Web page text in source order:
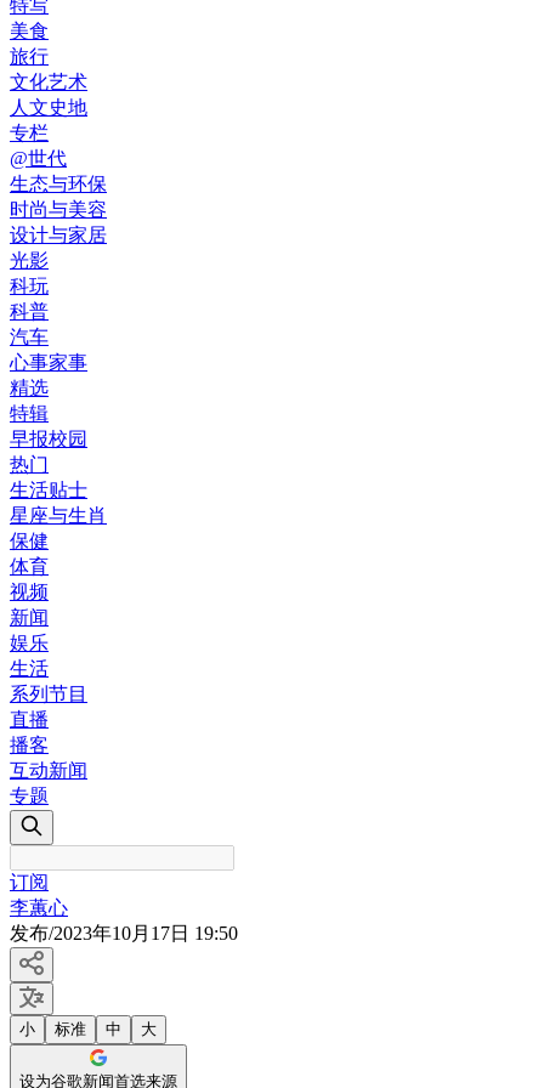
特写
美食
旅行
文化艺术
人文史地
专栏
@世代
生态与环保
时尚与美容
设计与家居
光影
科玩
科普
汽车
心事家事
精选
特辑
早报校园
热门
生活贴士
星座与生肖
保健
体育
视频
新闻
娱乐
生活
系列节目
直播
播客
互动新闻
专题
订阅
李蕙心
发布/2023年10月17日 19:50
小 标准 中 大
设为谷歌新闻首选来源